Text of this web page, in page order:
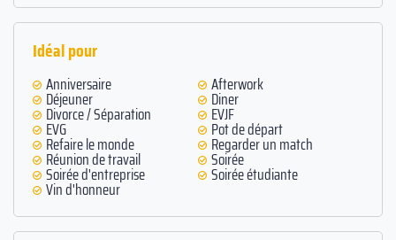
Idéal pour
Anniversaire Afterwork
Déjeuner Diner
Divorce / Séparation EVJF
EVG Pot de départ
Refaire le monde Regarder un match
Réunion de travail Soirée
Soirée d'entreprise Soirée étudiante
Vin d'honneur